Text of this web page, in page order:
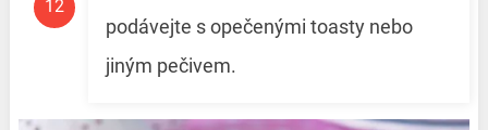
podávejte s opečenými toasty nebo
jiným pečivem.